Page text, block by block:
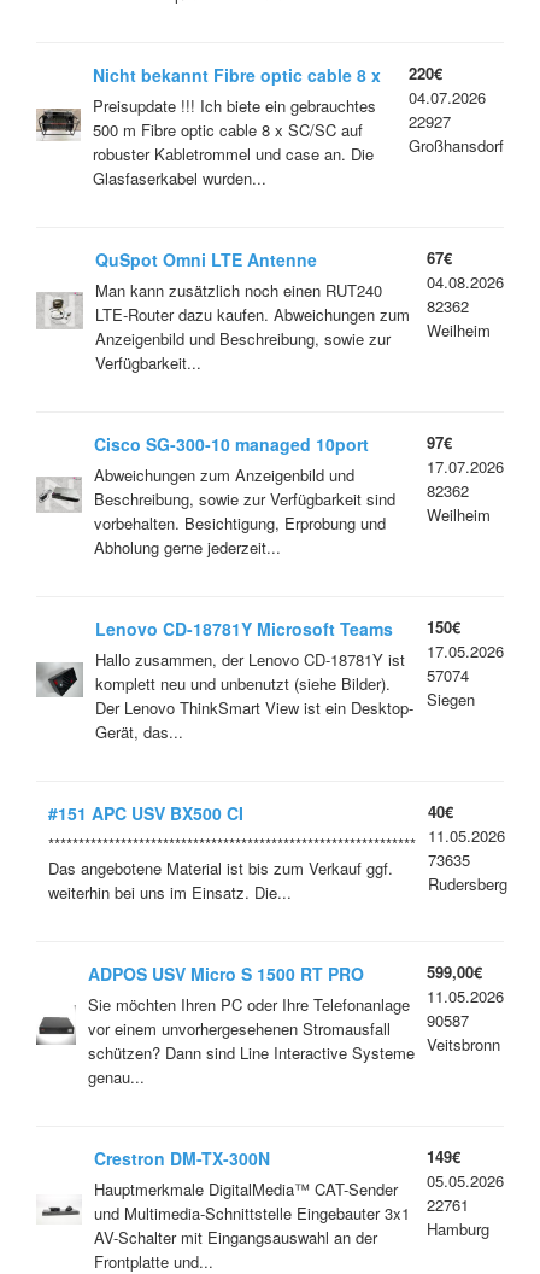
Nicht bekannt Fibre optic cable 8 x
SC/SC auf Trommel mit Case
Preisupdate !!! Ich biete ein gebrauchtes
500 m Fibre optic cable 8 x SC/SC auf
robuster Kabletrommel und case an. Die
Glasfaserkabel wurden...
220€
04.07.2026
22927
Großhansdorf
QuSpot Omni LTE Antenne
Man kann zusätzlich noch einen RUT240
LTE-Router dazu kaufen. Abweichungen zum
Anzeigenbild und Beschreibung, sowie zur
Verfügbarkeit...
67€
04.08.2026
82362
Weilheim
Cisco SG-300-10 managed 10port
Switch
Abweichungen zum Anzeigenbild und
Beschreibung, sowie zur Verfügbarkeit sind
vorbehalten. Besichtigung, Erprobung und
Abholung gerne jederzeit...
97€
17.07.2026
82362
Weilheim
Lenovo CD-18781Y Microsoft Teams
Display Videokonferenz
Hallo zusammen, der Lenovo CD-18781Y ist
komplett neu und unbenutzt (siehe Bilder).
Der Lenovo ThinkSmart View ist ein Desktop-
Gerät, das...
150€
17.05.2026
57074
Siegen
#151 APC USV BX500 CI
*************************************************************
Das angebotene Material ist bis zum Verkauf ggf.
weiterhin bei uns im Einsatz. Die...
40€
11.05.2026
73635
Rudersberg
ADPOS USV Micro S 1500 RT PRO
Sie möchten Ihren PC oder Ihre Telefonanlage
vor einem unvorhergesehenen Stromausfall
schützen? Dann sind Line Interactive Systeme
genau...
599,00€
11.05.2026
90587
Veitsbronn
Crestron DM-TX-300N
Hauptmerkmale DigitalMedia™ CAT-Sender
und Multimedia-Schnittstelle Eingebauter 3x1
AV-Schalter mit Eingangsauswahl an der
Frontplatte und...
149€
05.05.2026
22761
Hamburg